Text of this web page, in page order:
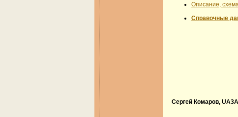
Описание,
Справочные
Сергей Комаров,